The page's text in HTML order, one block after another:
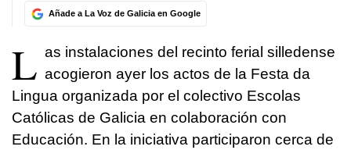
Añade a La Voz de Galicia en Google
L as instalaciones del recinto ferial silledense
acogieron ayer los actos de la Festa da
Lingua organizada por el colectivo Escolas
Católicas de Galicia en colaboración con
Educación. En la iniciativa participaron cerca de